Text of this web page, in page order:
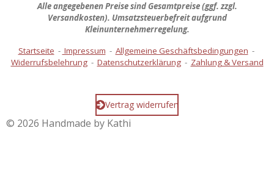
Alle angegebenen Preise sindGesamtpreise(ggf. zzgl.
Versandkosten). Umsatzsteuerbefreit aufgrund
Kleinunternehmerregelung.
Startseite - Impressum - Allgemeine Geschäftsbedingungen -
Widerrufsbelehrung- Datenschutzerklärung- Zahlung & Versand
Vertrag widerrufen
© 2026 Handmade by Kathi